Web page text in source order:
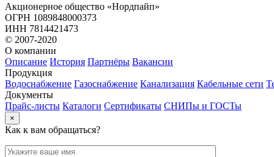
Акционерное общество «Нордпайп»
ОГРН 1089848000373
ИНН 7814421473
© 2007-2020
О компании
Описание История Партнёры Вакансии
Продукция
Водоснабжение Газоснабжение Канализация Кабельные сети
Документы
Прайс-листы Каталоги Сертификаты СНИПы и ГОСТы
×
Как к вам обращаться?